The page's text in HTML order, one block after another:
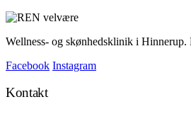
Wellness- og skønhedsklinik i Hinnerup.
Facebook Instagram
Kontakt